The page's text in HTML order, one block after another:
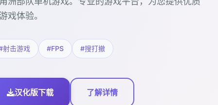
戏体验。
射击游戏 #FPS #搜打撤
汉化版下载 了解详情